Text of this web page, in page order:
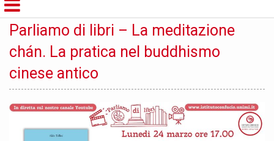
Confucio
Parliamo di libri – La meditazione
chán. La pratica nel buddhismo
cinese antico